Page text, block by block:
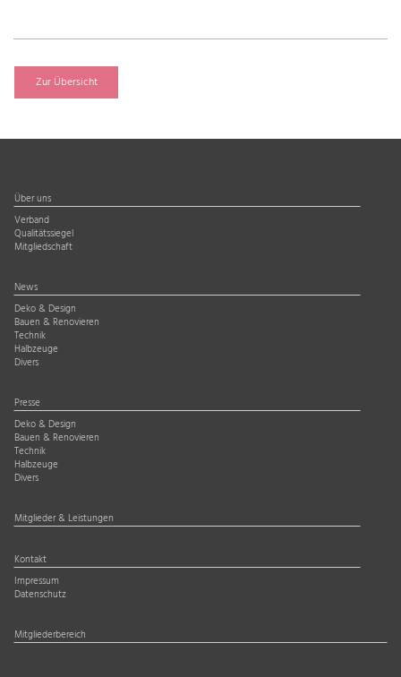
Zur Übersicht
Über uns
Verband
Qualitätssiegel
Mitgliedschaft
News
Deko & Design
Bauen & Renovieren
Technik
Halbzeuge
Divers
Presse
Deko & Design
Bauen & Renovieren
Technik
Halbzeuge
Divers
Mitglieder & Leistungen
Kontakt
Impressum
Datenschutz
Mitgliederbereich